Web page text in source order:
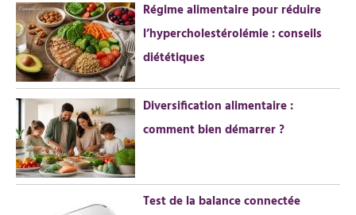
r
c
h
e
r
:
Régime alimentaire pour réduire
l’hypercholestérolémie : conseils
diététiques
Diversification alimentaire :
comment bien démarrer ?
Test de la balance connectée